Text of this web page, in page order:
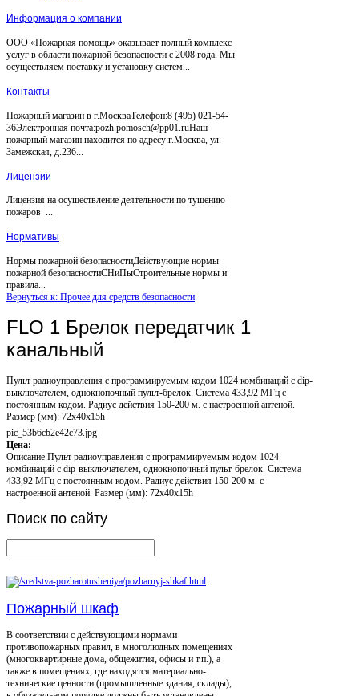
Информация о компании
ООО «Пожарная помощь» оказывает полный комплекс
услуг в области пожарной безопасности с 2008 года. Мы
осуществляем поставку и установку систем...
Контакты
Пожарный магазин в г.МоскваТелефон:8 (495) 021-54-
36Электронная почта:pozh.pomosch@pp01.ruНаш
пожарный магазин находится по адресу:г.Москва, ул.
Замежская, д.236...
Лицензии
Лицензия на осуществление деятельности по тушению
пожаров ...
Нормативы
Нормы пожарной безопасностиДействующие нормы
пожарной безопасностиСНиПыСтроительные нормы и
правила...
Вернуться к: Прочее для средств безопасности
FLO 1 Брелок передатчик 1
канальный
Пульт радиоуправления с программируемым кодом 1024 комбинаций с dip-
выключателем, однокнопочный пульт-брелок. Система 433,92 МГц с
постоянным кодом. Радиус действия 150-200 м. с настроенной антеной.
Размер (мм): 72х40х15h
pic_53b6cb2e42c73.jpg
Цена:
Описание Пульт радиоуправления с программируемым кодом 1024
комбинаций с dip-выключателем, однокнопочный пульт-брелок. Система
433,92 МГц с постоянным кодом. Радиус действия 150-200 м. с
настроенной антеной. Размер (мм): 72х40х15h
Поиск по сайту
Пожарный шкаф
В соответствии с действующими нормами
противопожарных правил, в многолюдных помещениях
(многоквартирные дома, общежития, офисы и т.п.), а
также в помещениях, где находятся материально-
технические ценности (промышленные здания, склады),